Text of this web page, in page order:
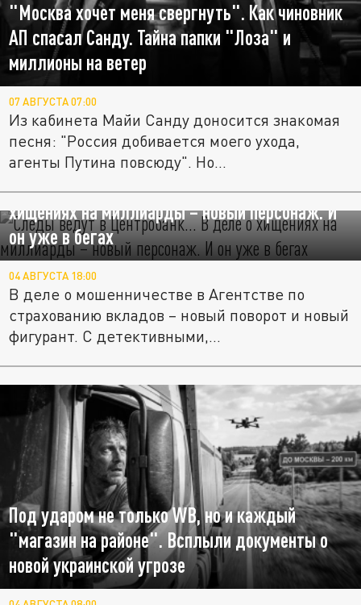
"Москва хочет меня свергнуть". Как чиновник
АП спасал Санду. Тайна папки "Лоза" и
миллионы на ветер
07 АВГУСТА 07:00
Из кабинета Майи Санду доносится знакомая
песня: "Россия добивается моего ухода,
агенты Путина повсюду". Но...
Следы ведут в Центробанк… В деле о
хищениях на миллиарды – новый персонаж. И
он уже в бегах
04 АВГУСТА 18:00
В деле о мошенничестве в Агентстве по
страхованию вкладов – новый поворот и новый
фигурант. С детективными,...
Под ударом не только WB, но и каждый
"магазин на районе". Всплыли документы о
новой украинской угрозе